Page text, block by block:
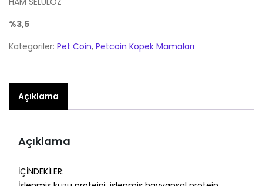
%3,5
Kategoriler: Pet Coin, Petcoin Köpek Mamaları
Açıklama
Açıklama
İÇİNDEKİLER: